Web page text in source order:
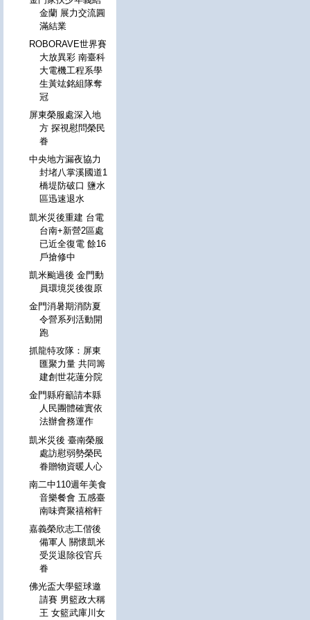
金蘭 展力交流圓
滿結業
ROBORAVE世界賽
大放異彩 南臺科
大電機工程系學
生黃竑銘組隊奪
冠
屏東榮服處深入地
方 探視慰問榮民
眷
中央地方漏夜協力
封堵八掌溪國道1
橋堤防破口 鹽水
區迅速退水
凱米災後重建 台電
台南+新營2區處
已近全復電 餘16
戶搶修中
凱米颱過後 金門動
員環境災後復原
金門消暑期消防夏
令營系列活動開
跑
抓龍特攻隊：屏東
匯聚力量 共同籌
建創世花蓮分院
金門縣府籲請本縣
人民團體確實依
法辦會務運作
凱米災後 臺南榮服
處訪慰弱勢榮民
眷贈物資暖人心
南二中110週年美食
音樂餐會 五感臺
南味齊聚禧榕軒
嘉義榮欣志工偕後
備軍人 關懷凱米
受災退除役官兵
眷
佛光盃大學籃球邀
請賽 男籃政大稱
王 女籃武庫川女